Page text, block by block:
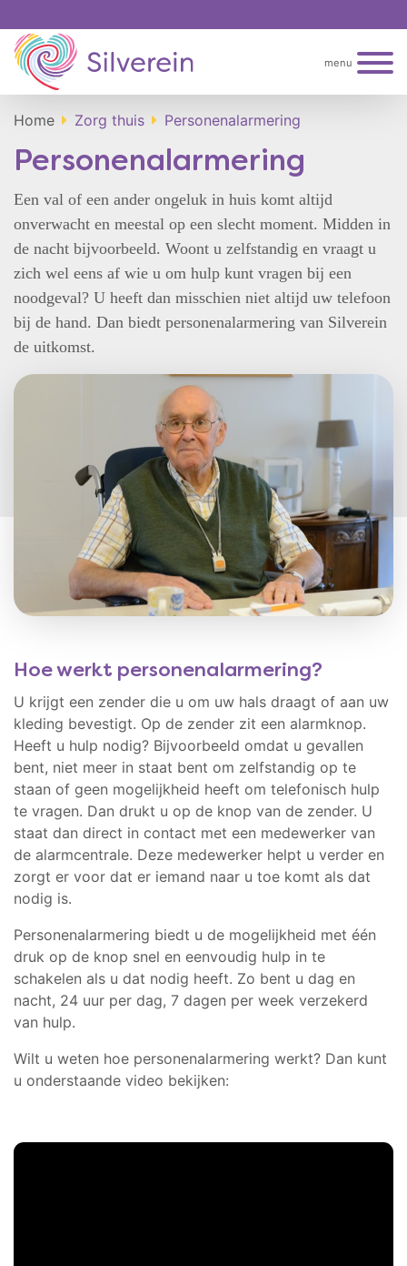
menu
Home Zorg thuis Personenalarmering
Personenalarmering
Een val of een ander ongeluk in huis komt altijd
onverwacht en meestal op een slecht moment. Midden in
de nacht bijvoorbeeld. Woont u zelfstandig en vraagt u
zich wel eens af wie u om hulp kunt vragen bij een
noodgeval? U heeft dan misschien niet altijd uw telefoon
bij de hand. Dan biedt personenalarmering van Silverein
de uitkomst.
Hoe werkt personenalarmering?
U krijgt een zender die u om uw hals draagt of aan uw
kleding bevestigt. Op de zender zit een alarmknop.
Heeft u hulp nodig? Bijvoorbeeld omdat u gevallen
bent, niet meer in staat bent om zelfstandig op te
staan of geen mogelijkheid heeft om telefonisch hulp
te vragen. Dan drukt u op de knop van de zender. U
staat dan direct in contact met een medewerker van
de alarmcentrale. Deze medewerker helpt u verder en
zorgt er voor dat er iemand naar u toe komt als dat
nodig is.
Personenalarmering biedt u de mogelijkheid met één
druk op de knop snel en eenvoudig hulp in te
schakelen als u dat nodig heeft. Zo bent u dag en
nacht, 24 uur per dag, 7 dagen per week verzekerd
van hulp.
Wilt u weten hoe personenalarmering werkt? Dan kunt
u onderstaande video bekijken: